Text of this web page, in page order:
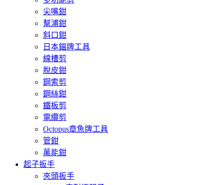
尖嘴鉗
幫浦鉗
斜口鉗
日本錨牌工具
線槽剪
脫皮鉗
鋼索剪
鋼絲鉗
鐵板剪
電纜剪
Octopus章魚牌工具
管鉗
萬能鉗
起子扳手
夾頭扳手